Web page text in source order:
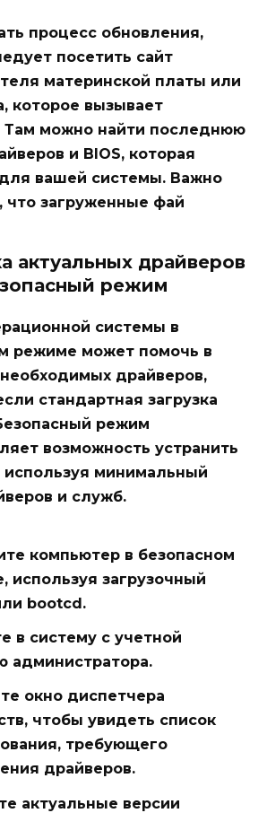
процесс обновления,
посетить сайт
материнской платы или
которое вызывает
Там можно найти последнюю
и BIOS, которая
вашей системы. Важно
что загруженные фай
актуальных драйверов
режим
системы в
режиме может помочь в
драйверов,
стандартная загрузка
режим
возможность устранить
минимальный
и служб.
компьютер в безопасном
используя загрузочный
bootcd.
в систему с учетной
администратора.
окно диспетчера
чтобы увидеть список
требующего
драйверов.
актуальные версии